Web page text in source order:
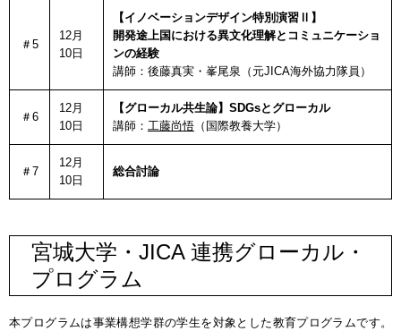
＃5
12月
10日
【イノベーションデザイン特別演習Ⅱ】
開発途上国における異文化理解とコミュニケーショ
ンの経験
講師：後藤真実・峯尾泉（元JICA海外協力隊員）
＃6
12月
10日
【グローカル共生論】SDGsとグローカル
講師： ⼯藤尚悟 （国際教養大学）
＃7
12月
10日
総合討論
宮城大学・JICA 連携グローカル・
プログラム
本プログラムは事業構想学群の学生を対象とした教育プログラムです。